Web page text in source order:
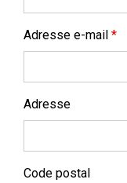
Adresse e-mail *
Adresse
Code postal